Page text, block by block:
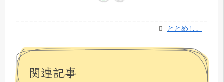
ととめし。
関連記事